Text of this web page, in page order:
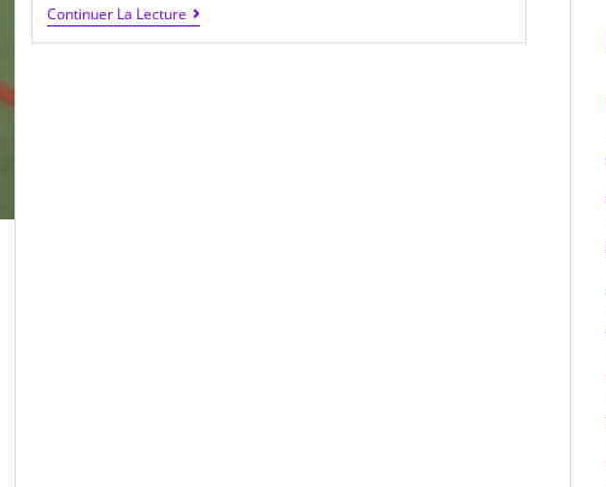
Continuer La Lecture Encore
Une